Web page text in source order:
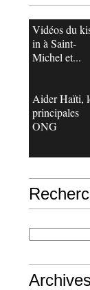
Vidéos du
in à Saint-
Michel et...
Aider Haïti,
principales
ONG